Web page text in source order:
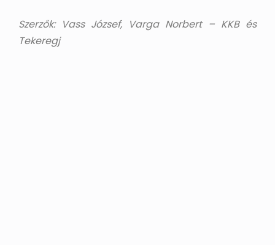
Szerzők: Vass József, Varga Norbert – KKB és
Tekeregj